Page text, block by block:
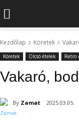
Kezdőlap Köretek
Köretek Olcsó ételek Retro
Vakaró,
By Zamat 2025.03.05.